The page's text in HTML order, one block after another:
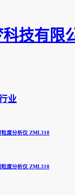
技有限
业
粒度分析仪 ZML310
粒度分析仪 ZML310